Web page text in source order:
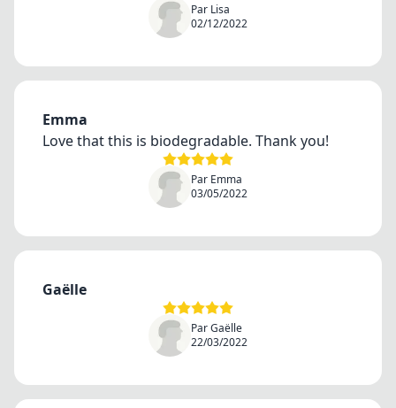
Par Lisa
02/12/2022
Emma
Love that this is biodegradable. Thank you!
Par Emma
03/05/2022
Gaëlle
Par Gaëlle
22/03/2022